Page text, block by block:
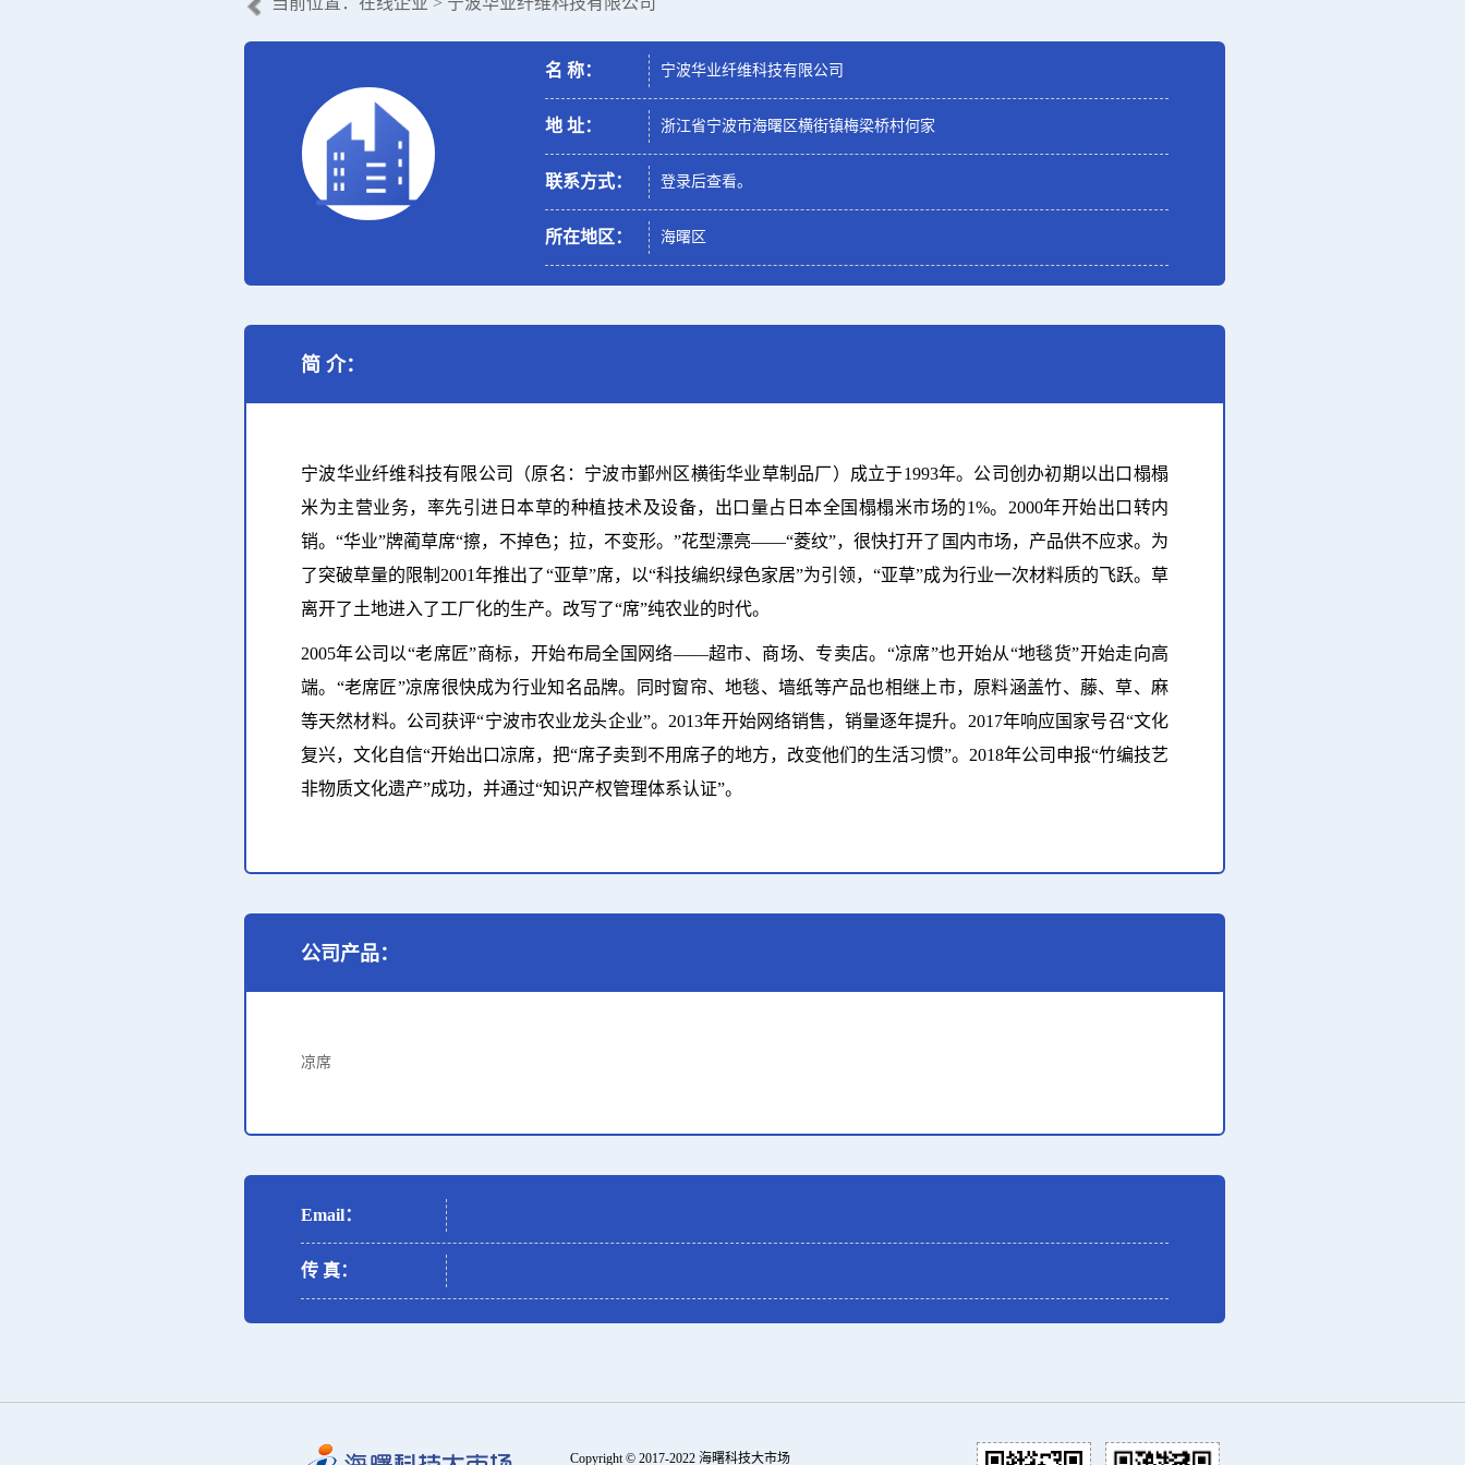
名 称： 宁波华业纤维科技有限公司
地 址： 浙江省宁波市海曙区横街镇梅梁桥村何家
联系方式： 登录后查看。
所在地区： 海曙区
简 介：
宁波华业纤维科技有限公司（原名：宁波市鄞州区横街华业草制品厂）成立于1993年。公司创办初期以出口榻榻
米为主营业务，率先引进日本草的种植技术及设备，出口量占日本全国榻榻米市场的1%。2000年开始出口转内
销。“华业”牌蔺草席“擦，不掉色；拉，不变形。”花型漂亮——“菱纹”，很快打开了国内市场，产品供不应求。为
了突破草量的限制2001年推出了“亚草”席，以“科技编织绿色家居”为引领，“亚草”成为行业一次材料质的飞跃。草
离开了土地进入了工厂化的生产。改写了“席”纯农业的时代。
2005年公司以“老席匠”商标，开始布局全国网络——超市、商场、专卖店。“凉席”也开始从“地毯货”开始走向高
端。“老席匠”凉席很快成为行业知名品牌。同时窗帘、地毯、墙纸等产品也相继上市，原料涵盖竹、藤、草、麻
等天然材料。公司获评“宁波市农业龙头企业”。2013年开始网络销售，销量逐年提升。2017年响应国家号召“文化
复兴，文化自信“开始出口凉席，把“席子卖到不用席子的地方，改变他们的生活习惯”。2018年公司申报“竹编技艺
非物质文化遗产”成功，并通过“知识产权管理体系认证”。
公司产品：
凉席
Email：
传 真：
Copyright © 2017-2022 海曙科技大市场